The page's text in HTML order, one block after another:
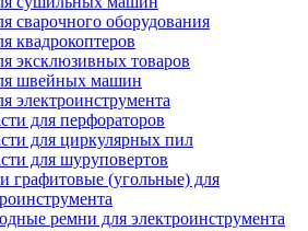
сварочного оборудования
квадрокоптеров
эксклюзивных товаров
швейных машин
электроинструмента
для перфораторов
для циркулярных пил
для шуруповертов
графитовые (угольные) для
ремни для электроинструмента